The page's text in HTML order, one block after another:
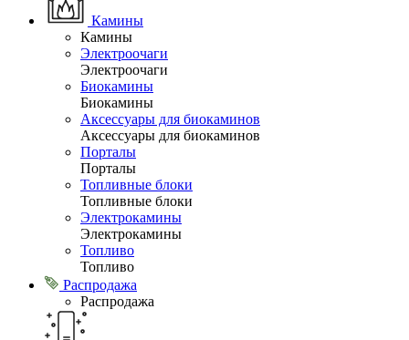
Камины
Камины
Электроочаги
Электроочаги
Биокамины
Биокамины
Аксессуары для биокаминов
Аксессуары для биокаминов
Порталы
Порталы
Топливные блоки
Топливные блоки
Электрокамины
Электрокамины
Топливо
Топливо
Распродажа
Распродажа